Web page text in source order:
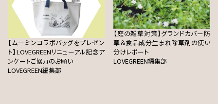
【ムーミンコラボバッグをプレゼン
ト】LOVEGREENリニューアル記念ア
ンケートご協力のお願い
LOVEGREEN編集部
【庭の雑草対策】グランドカバー防
草＆食品成分生まれ除草剤の使い
分けレポート
LOVEGREEN編集部